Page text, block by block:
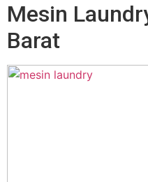
Mesin
Barat